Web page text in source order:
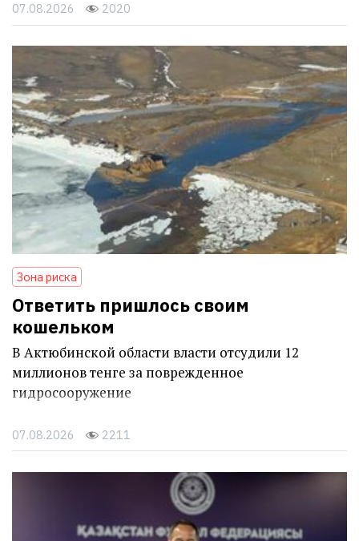
07.08.2026 2020
Зона риска
Ответить пришлось своим
кошельком
В Актюбинской области власти отсудили 12
миллионов тенге за поврежденное
гидросооружение
07.08.2026 2211